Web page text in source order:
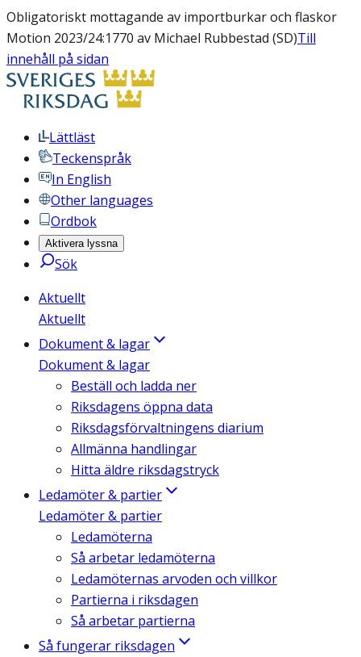
Obligatoriskt mottagande av importburkar och flaskor
Motion 2023/24:1770 av Michael Rubbestad (SD)Till
innehåll på sidan
Lättläst
Teckenspråk
In English
Other languages
Ordbok
Aktivera lyssna
Sök
Aktuellt
Aktuellt
Dokument & lagar
Dokument & lagar
Beställ och ladda ner
Riksdagens öppna data
Riksdagsförvaltningens diarium
Allmänna handlingar
Hitta äldre riksdagstryck
Ledamöter & partier
Ledamöter & partier
Ledamöterna
Så arbetar ledamöterna
Ledamöternas arvoden och villkor
Partierna i riksdagen
Så arbetar partierna
Så fungerar riksdagen